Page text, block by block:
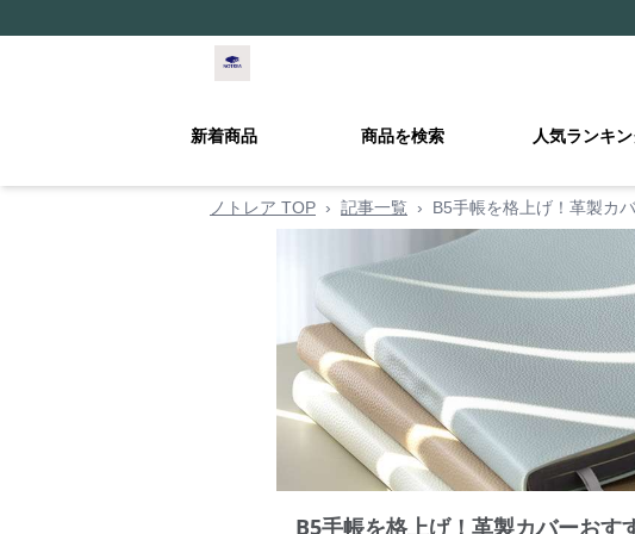
新着商品 商品を検索 人気ランキ
ノトレア TOP › 記事一覧 › B5手帳を格上げ！革製カ
B5手帳を格上げ！革製カバーおす